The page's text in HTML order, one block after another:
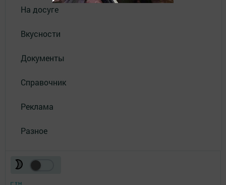
На досуге
Вкусности
Документы
Справочник
Реклама
Разное